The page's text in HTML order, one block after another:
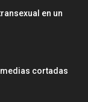
en un
cortadas